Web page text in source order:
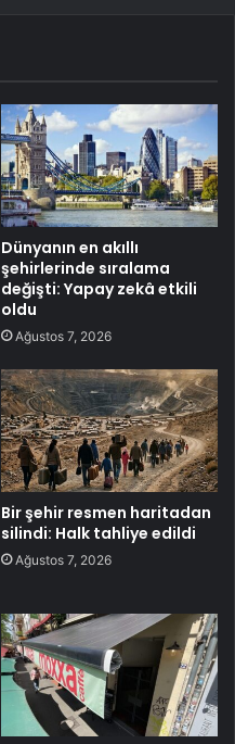
Dünyanın en akıllı
şehirlerinde sıralama
değişti: Yapay zekâ etkili
oldu
Ağustos 7, 2026
Bir şehir resmen haritadan
silindi: Halk tahliye edildi
Ağustos 7, 2026